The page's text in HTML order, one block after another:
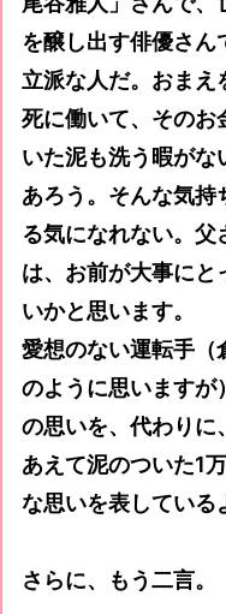
を醸し出す俳優さん
立派な人だ。おまえ
死に働いて、そのお
いた泥も洗う暇がな
あろう。そんな気持
る気になれない。
は、お前が大事にと
いかと思います。
愛想のない運転手（
のように思いますが
の思いを、代わりに
あえて泥のついた1
な思いを表している
さらに、もう二言。